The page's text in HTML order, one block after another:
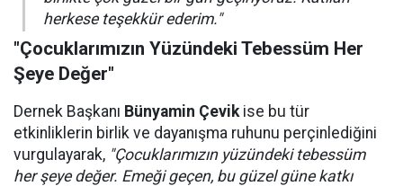
herkese teşekkür ederim."
"Çocuklarımızın Yüzündeki Tebessüm Her
Şeye Değer"
Dernek Başkanı Bünyamin Çevikise bu tür
etkinliklerin birlik ve dayanışma ruhunu perçinlediğini
vurgulayarak, "Çocuklarımızın yüzündeki tebessüm
her şeye değer. Emeği geçen, bu güzel güne katkı